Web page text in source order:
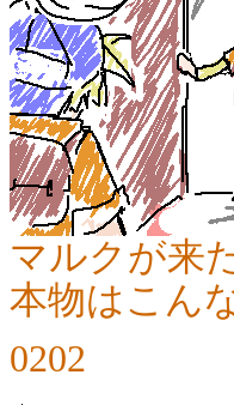
マルクが来
本物はこん
0202